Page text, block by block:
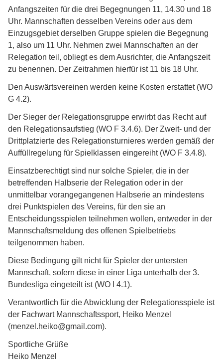
Anfangszeiten für die drei Begegnungen 11, 14.30 und 18
Uhr. Mannschaften desselben Vereins oder aus dem
Einzugsgebiet derselben Gruppe spielen die Begegnung
1, also um 11 Uhr. Nehmen zwei Mannschaften an der
Relegation teil, obliegt es dem Ausrichter, die Anfangszeit
zu benennen. Der Zeitrahmen hierfür ist 11 bis 18 Uhr.
Den Auswärtsvereinen werden keine Kosten erstattet (WO
G 4.2).
Der Sieger der Relegationsgruppe erwirbt das Recht auf
den Relegationsaufstieg (WO F 3.4.6). Der Zweit- und der
Drittplatzierte des Relegationsturnieres werden gemäß der
Auffüllregelung für Spielklassen eingereiht (WO F 3.4.8).
Einsatzberechtigt sind nur solche Spieler, die in der
betreffenden Halbserie der Relegation oder in der
unmittelbar vorangegangenen Halbserie an mindestens
drei Punktspielen des Vereins, für den sie an
Entscheidungsspielen teilnehmen wollen, entweder in der
Mannschaftsmeldung des offenen Spielbetriebs
teilgenommen haben.
Diese Bedingung gilt nicht für Spieler der untersten
Mannschaft, sofern diese in einer Liga unterhalb der 3.
Bundesliga eingeteilt ist (WO I 4.1).
Verantwortlich für die Abwicklung der Relegationsspiele ist
der Fachwart Mannschaftssport, Heiko Menzel
(menzel.heiko@gmail.com).
Sportliche Grüße
Heiko Menzel